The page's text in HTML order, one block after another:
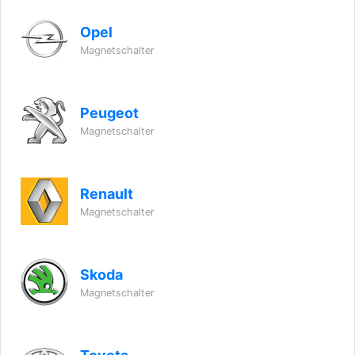
Opel
Magnetschalter
Peugeot
Magnetschalter
Renault
Magnetschalter
Skoda
Magnetschalter